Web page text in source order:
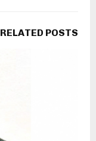
RELATED POSTS